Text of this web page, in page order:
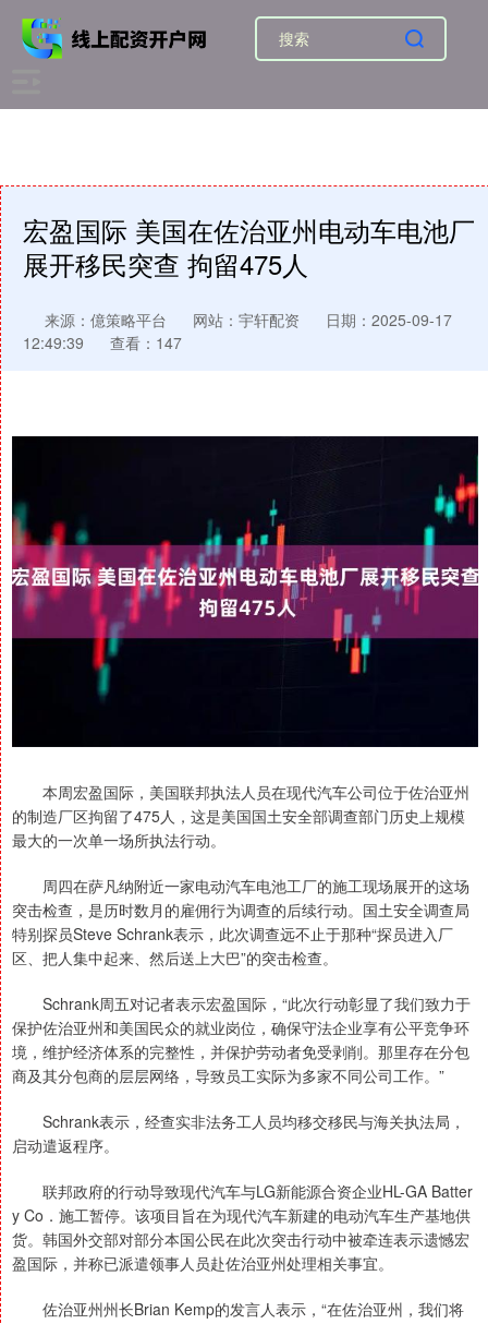
宏盈国际 美国在佐治亚州电动车电池厂
展开移民突查 拘留475人
来源：億策略平台 网站：宇轩配资
日期：2025-09-17
12:49:39
查看：147
本周宏盈国际，美国联邦执法人员在现代汽车公司位于佐治亚州
的制造厂区拘留了475人，这是美国国土安全部调查部门历史上规模
最大的一次单一场所执法行动。
周四在萨凡纳附近一家电动汽车电池工厂的施工现场展开的这场
突击检查，是历时数月的雇佣行为调查的后续行动。国土安全调查局
特别探员Steve Schrank表示，此次调查远不止于那种“探员进入厂
区、把人集中起来、然后送上大巴”的突击检查。
Schrank周五对记者表示宏盈国际，“此次行动彰显了我们致力于
保护佐治亚州和美国民众的就业岗位，确保守法企业享有公平竞争环
境，维护经济体系的完整性，并保护劳动者免受剥削。那里存在分包
商及其分包商的层层网络，导致员工实际为多家不同公司工作。”
Schrank表示，经查实非法务工人员均移交移民与海关执法局，
启动遣返程序。
联邦政府的行动导致现代汽车与LG新能源合资企业HL-GA Batter
y Co．施工暂停。该项目旨在为现代汽车新建的电动汽车生产基地供
货。韩国外交部对部分本国公民在此次突击行动中被牵连表示遗憾宏
盈国际，并称已派遣领事人员赴佐治亚州处理相关事宜。
佐治亚州州长Brian Kemp的发言人表示，“在佐治亚州，我们将